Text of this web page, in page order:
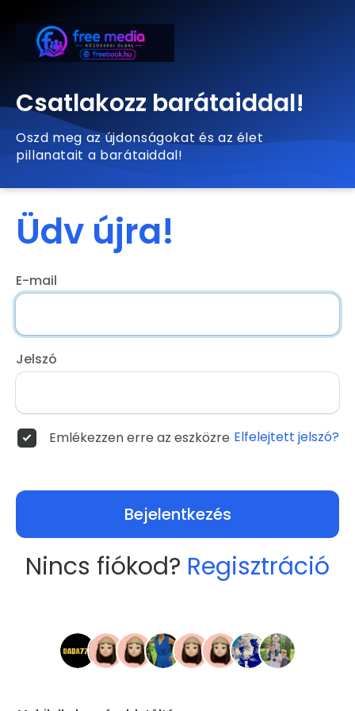
Csatlakozz barátaiddal!
Oszd meg az újdonságokat és az élet
pillanatait a barátaiddal!
Üdv újra!
E-mail
Jelszó
Emlékezzen erre az eszközre Elfelejtett jelszó?
Bejelentkezés
Nincs fiókod? Regisztráció